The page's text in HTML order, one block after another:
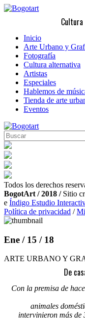
Inicio
Arte Urbano y
Fotografía
Cultura alternativa
Artistas
Especiales
Hablemos de
Tienda de arte
Eventos
Todos los derechos
BogotArt / 2018 /Sitio
e Índigo Estudio
Política de privacidad /
Ene / 15 / 18
ARTE URBANO Y
De
Con la premisa de
animales
intervinieron más de